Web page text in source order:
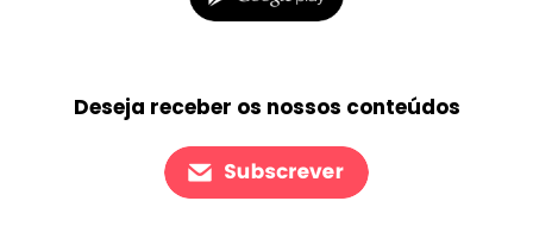
Deseja receber os nossos conteúdos